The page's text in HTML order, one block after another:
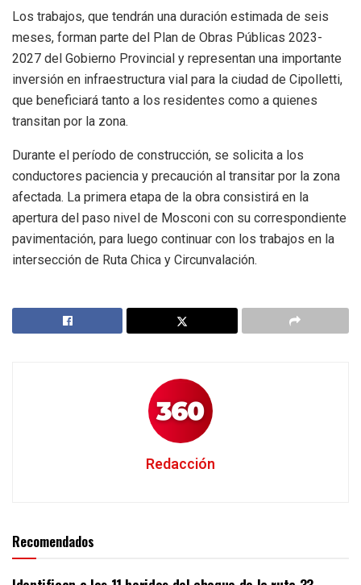
Los trabajos, que tendrán una duración estimada de seis
meses, forman parte del Plan de Obras Públicas 2023-
2027 del Gobierno Provincial y representan una importante
inversión en infraestructura vial para la ciudad de Cipolletti,
que beneficiará tanto a los residentes como a quienes
transitan por la zona.
Durante el período de construcción, se solicita a los
conductores paciencia y precaución al transitar por la zona
afectada. La primera etapa de la obra consistirá en la
apertura del paso nivel de Mosconi con su correspondiente
pavimentación, para luego continuar con los trabajos en la
intersección de Ruta Chica y Circunvalación.
Redacción
Recomendados